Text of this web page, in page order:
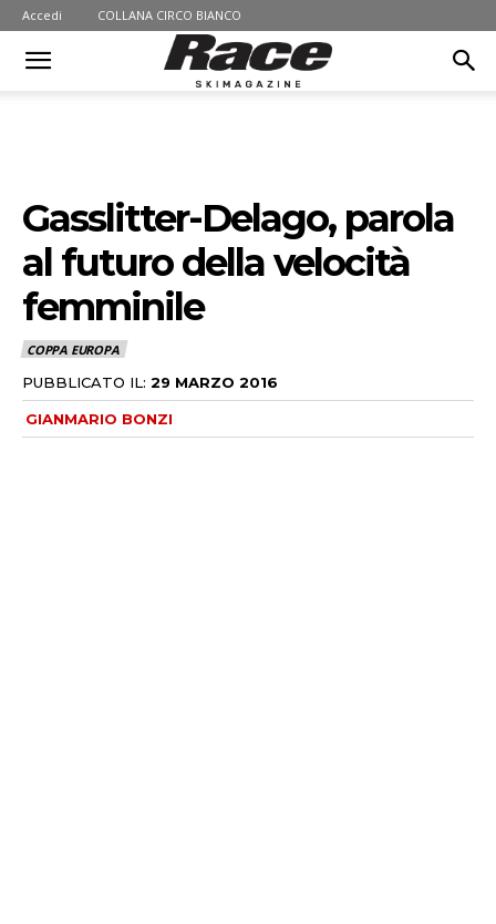
Accedi COLLANA CIRCO BIANCO
Gasslitter-Delago, parola
al futuro della velocità
femminile
COPPA EUROPA
PUBBLICATO IL: 29 MARZO 2016
GIANMARIO BONZI